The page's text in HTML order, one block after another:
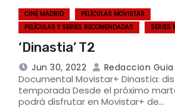
CINE MADRID
PELÍCULAS MOVISTAR
PELÍCULAS Y SERIES RECOMENDADAS
SERIES
‘Dinastia’ T2
Jun 30, 2022 Redaccion
Documental Movistar+ Dinastía:
temporada Desde el próximo
podrá disfrutar en Movistar+ de…